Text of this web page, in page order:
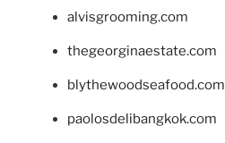
alvisgrooming.com
thegeorginaestate.com
blythewoodseafood.com
paolosdelibangkok.com